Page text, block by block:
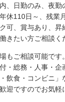
、日勤のみ、夜勤
休110日～、残業
可、賞与あり、昇
きたい方ご相談く
もご相談可能です。
・総務・人事・
飲食・コンビニ」
迎ですのでお気軽